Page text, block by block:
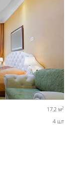
17,2 м2
4 шт